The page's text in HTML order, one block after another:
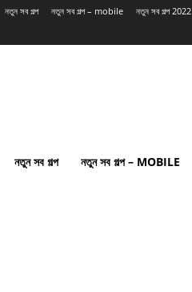
নতুন সব গল্প নতুন সব গল্প – mobile নতুন সব গল্প 2022
নতুন সব গল্প নতুন সব গল্প – MOBILE